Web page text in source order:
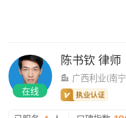
在线
陈书钦 律师
广西利业(南